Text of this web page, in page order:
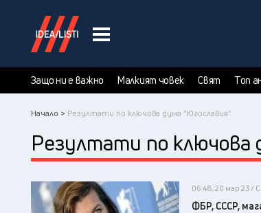
Защо ни е важно Малкият човек Свят Топ
Начало > Резултати по ключова дума "Югославия"
Резултати по ключова
06:48, 20 мар 23 /
ФБР, СССР,